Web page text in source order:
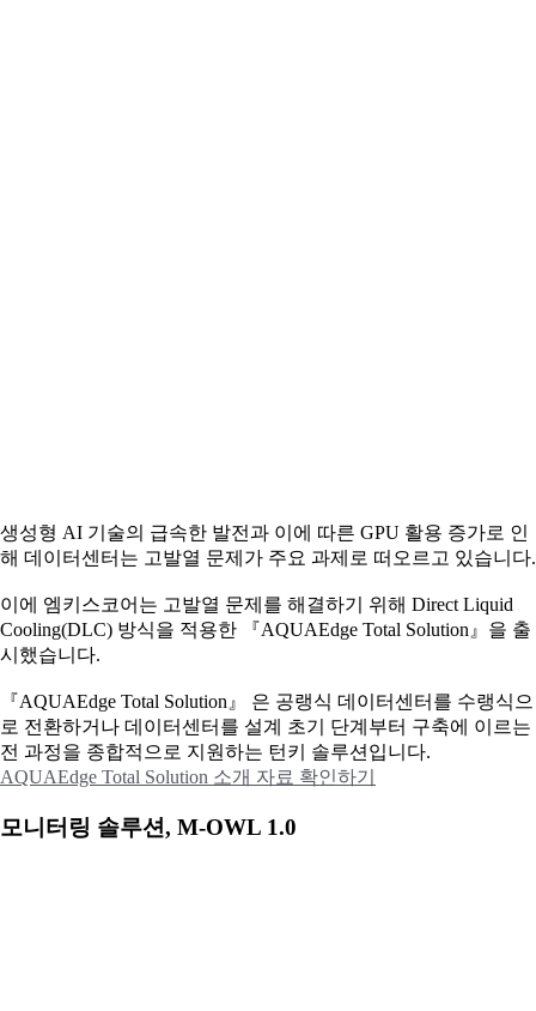
생성형 AI 기술의 급속한 발전과 이에 따른 GPU 활용 증가로 인
해 데이터센터는 고발열 문제가 주요 과제로 떠오르고 있습니다.
이에 엠키스코어는 고발열 문제를 해결하기 위해 Direct Liquid
Cooling(DLC) 방식을 적용한 『AQUAEdge Total Solution』을 출
시했습니다.
『AQUAEdge Total Solution』 은 공랭식 데이터센터를 수랭식으
로 전환하거나 데이터센터를 설계 초기 단계부터 구축에 이르는
전 과정을 종합적으로 지원하는 턴키 솔루션입니다.
AQUAEdge Total Solution 소개 자료 확인하기
모니터링 솔루션, M-OWL 1.0